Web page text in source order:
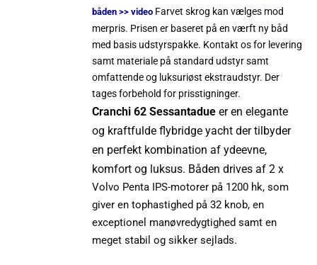
båden >> video Farvet skrog kan vælges mod
merpris. Prisen er baseret på en værft ny båd
med basis udstyrspakke. Kontakt os for levering
samt materiale på standard udstyr samt
omfattende og luksuriøst ekstraudstyr. Der
tages forbehold for prisstigninger.
Cranchi 62 Sessantadue er en elegante
og kraftfulde flybridge yacht der tilbyder
en perfekt kombination af ydeevne,
komfort og luksus. Båden drives af 2 x
Volvo Penta IPS-motorer på 1200 hk, som
giver en tophastighed på 32 knob, en
exceptionel manøvredygtighed samt en
meget stabil og sikker sejlads.